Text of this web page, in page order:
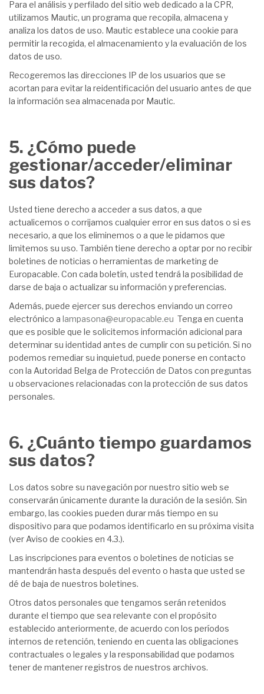
Para el análisis y perfilado del sitio web dedicado a la CPR,
utilizamos Mautic, un programa que recopila, almacena y
analiza los datos de uso. Mautic establece una cookie para
permitir la recogida, el almacenamiento y la evaluación de los
datos de uso.
Recogeremos las direcciones IP de los usuarios que se
acortan para evitar la reidentificación del usuario antes de que
la información sea almacenada por Mautic.
5. ¿Cómo puede
gestionar/acceder/eliminar
sus datos?
Usted tiene derecho a acceder a sus datos, a que
actualicemos o corrijamos cualquier error en sus datos o si es
necesario, a que los eliminemos o a que le pidamos que
limitemos su uso. También tiene derecho a optar por no recibir
boletines de noticias o herramientas de marketing de
Europacable. Con cada boletín, usted tendrá la posibilidad de
darse de baja o actualizar su información y preferencias.
Además, puede ejercer sus derechos enviando un correo
electrónico a lampasona@europacable.eu Tenga en cuenta
que es posible que le solicitemos información adicional para
determinar su identidad antes de cumplir con su petición. Si no
podemos remediar su inquietud, puede ponerse en contacto
con la Autoridad Belga de Protección de Datos con preguntas
u observaciones relacionadas con la protección de sus datos
personales.
6. ¿Cuánto tiempo guardamos
sus datos?
Los datos sobre su navegación por nuestro sitio web se
conservarán únicamente durante la duración de la sesión. Sin
embargo, las cookies pueden durar más tiempo en su
dispositivo para que podamos identificarlo en su próxima visita
(ver Aviso de cookies en 4.3.).
Las inscripciones para eventos o boletines de noticias se
mantendrán hasta después del evento o hasta que usted se
dé de baja de nuestros boletines.
Otros datos personales que tengamos serán retenidos
durante el tiempo que sea relevante con el propósito
establecido anteriormente, de acuerdo con los períodos
internos de retención, teniendo en cuenta las obligaciones
contractuales o legales y la responsabilidad que podamos
tener de mantener registros de nuestros archivos.